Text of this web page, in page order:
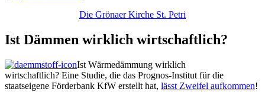
Die Grönaer Kirche St. Petri
Ist Dämmen wirklich wirtschaftlich?
Ist Wärmedämmung wirklich
wirtschaftlich? Eine Studie, die das Prognos-Institut für die
staatseigene Förderbank KfW erstellt hat, lässt Zweifel aufkommen!